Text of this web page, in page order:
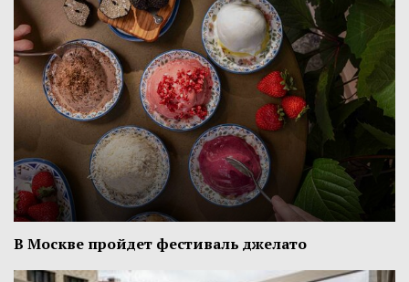
В Москве пройдет фестиваль джелато